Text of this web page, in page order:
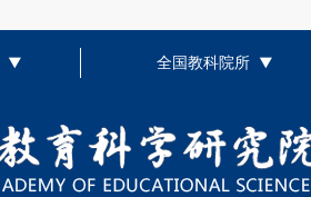
全国教科院所